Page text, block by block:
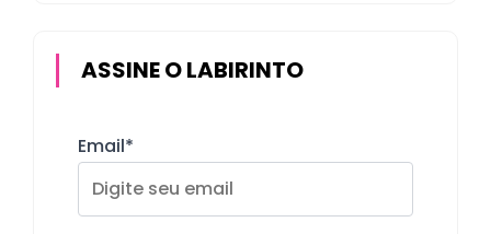
ASSINE O LABIRINTO
Email*